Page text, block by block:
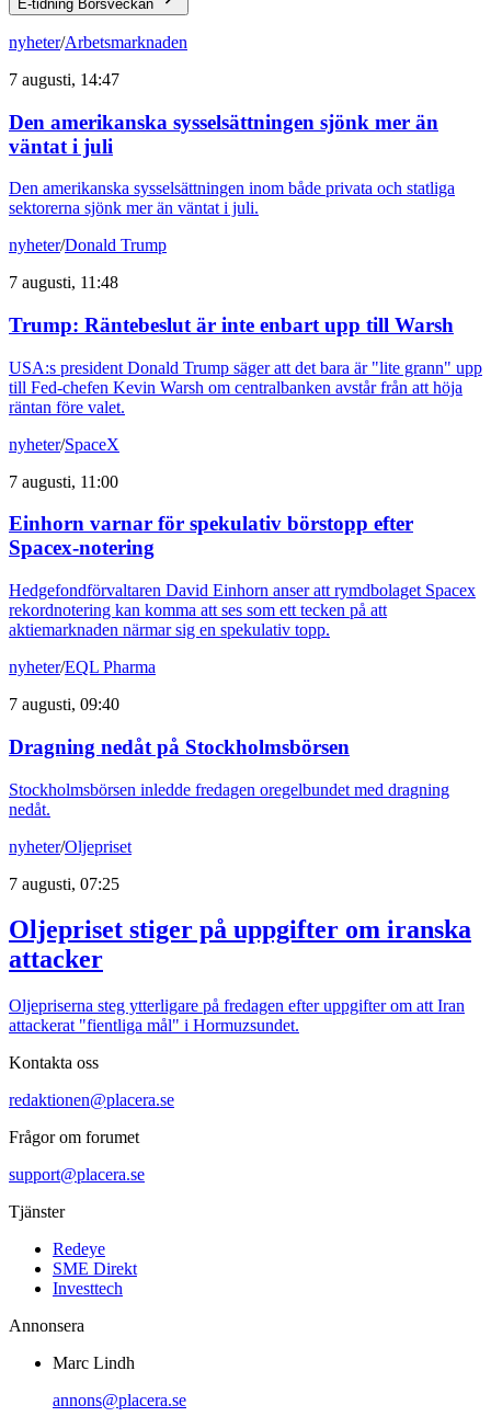
E-tidning Börsveckan
nyheter/Arbetsmarknaden
7 augusti, 14:47
Den amerikanska sysselsättningen sjönk mer än
väntat i juli
Den amerikanska sysselsättningen inom både privata och statliga
sektorerna sjönk mer än väntat i juli.
nyheter/Donald Trump
7 augusti, 11:48
Trump: Räntebeslut är inte enbart upp till Warsh
USA:s president Donald Trump säger att det bara är "lite grann" upp
till Fed-chefen Kevin Warsh om centralbanken avstår från att höja
räntan före valet.
nyheter/SpaceX
7 augusti, 11:00
Einhorn varnar för spekulativ börstopp efter
Spacex-notering
Hedgefondförvaltaren David Einhorn anser att rymdbolaget Spacex
rekordnotering kan komma att ses som ett tecken på att
aktiemarknaden närmar sig en spekulativ topp.
nyheter/EQL Pharma
7 augusti, 09:40
Dragning nedåt på Stockholmsbörsen
Stockholmsbörsen inledde fredagen oregelbundet med dragning
nedåt.
nyheter/Oljepriset
7 augusti, 07:25
Oljepriset stiger på uppgifter om iranska
attacker
Oljepriserna steg ytterligare på fredagen efter uppgifter om att Iran
attackerat "fientliga mål" i Hormuzsundet.
Kontakta oss
redaktionen@placera.se
Frågor om forumet
support@placera.se
Tjänster
Redeye
SME Direkt
Investtech
Annonsera
Marc Lindh
annons@placera.se